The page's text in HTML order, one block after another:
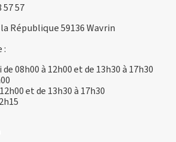
57 57
République 59136 Wavrin
:
08h00 à 12h00 et de 13h30 à 17h30
et de 13h30 à 17h30